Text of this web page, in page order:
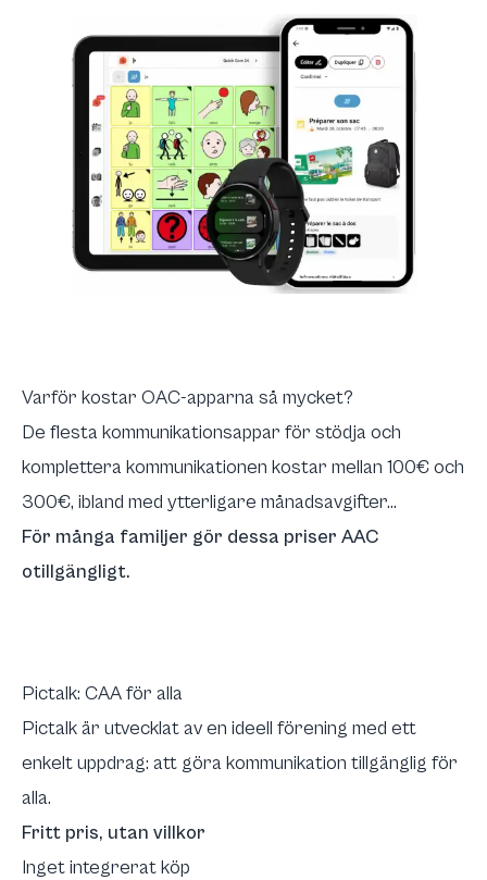
Varför kostar OAC-apparna så mycket?
De flesta kommunikationsappar för stödja och
komplettera kommunikationen kostar mellan 100€ och
300€, ibland med ytterligare månadsavgifter...
För många familjer gör dessa priser AAC
otillgängligt.
Pictalk: CAA för alla
Pictalk är utvecklat av en ideell förening med ett
enkelt uppdrag: att göra kommunikation tillgänglig för
alla.
Fritt pris, utan villkor
Inget integrerat köp